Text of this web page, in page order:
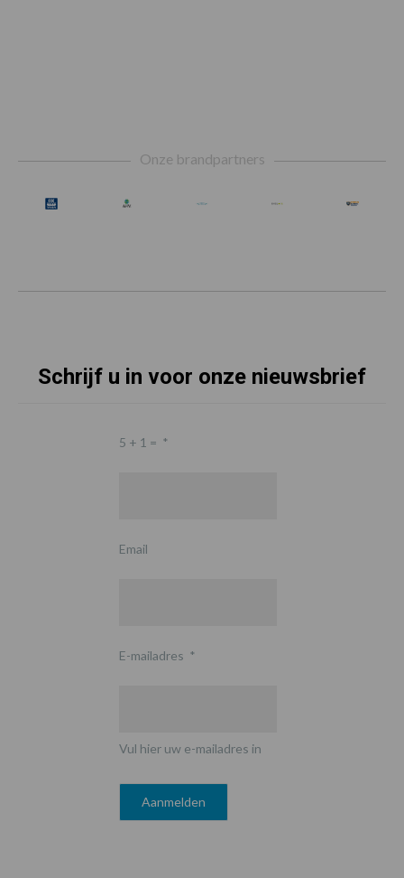
Onze brandpartners
Schrijf u in voor onze nieuwsbrief
5 + 1 = *
Email
E-mailadres *
Vul hier uw e-mailadres in